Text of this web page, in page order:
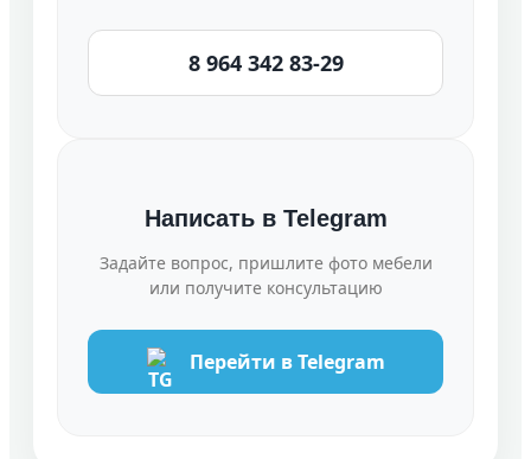
8 964 342 83-29
Написать в Telegram
Задайте вопрос, пришлите фото мебели
или получите консультацию
Перейти в Telegram